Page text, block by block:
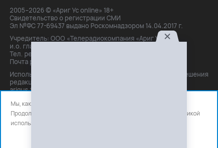
2005–2026 © «Ариг Ус online» 18+
Свидетельство о регистрации СМИ
Эл №ФС 77-69437 выдано Роскомнадзором 14.04.2017 г.
Учредитель: ООО «Телерадиокомпания «Ариг Ус»,
и.о. главного редактора: Маханова О.Б.
Тел. peдakции: +7(3012)21-30-14,
Почта peдakции: editor@arigus.tv
Использование материалов только с письменного разрешения
редакции. При цитировании прямая активная ссылка на
arigus.tv обязательна.
Мы, как и все используем файлы cookie и сервисы аналитики.
Продолжая использовать сайт, вы соглашаетесь с нашей
политикой
использования